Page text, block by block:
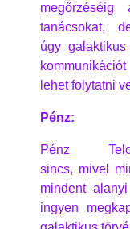
tanácsokat,
úgy galaktikus
lehet folytatni
Pénz:
Pénz
sincs, mivel
mindent
ingyen